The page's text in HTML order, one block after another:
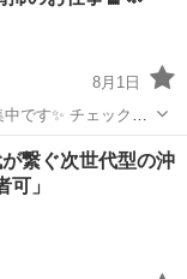
8月1日
ェックア
よう整えるお仕事
繋ぐ次世代型の沖
」